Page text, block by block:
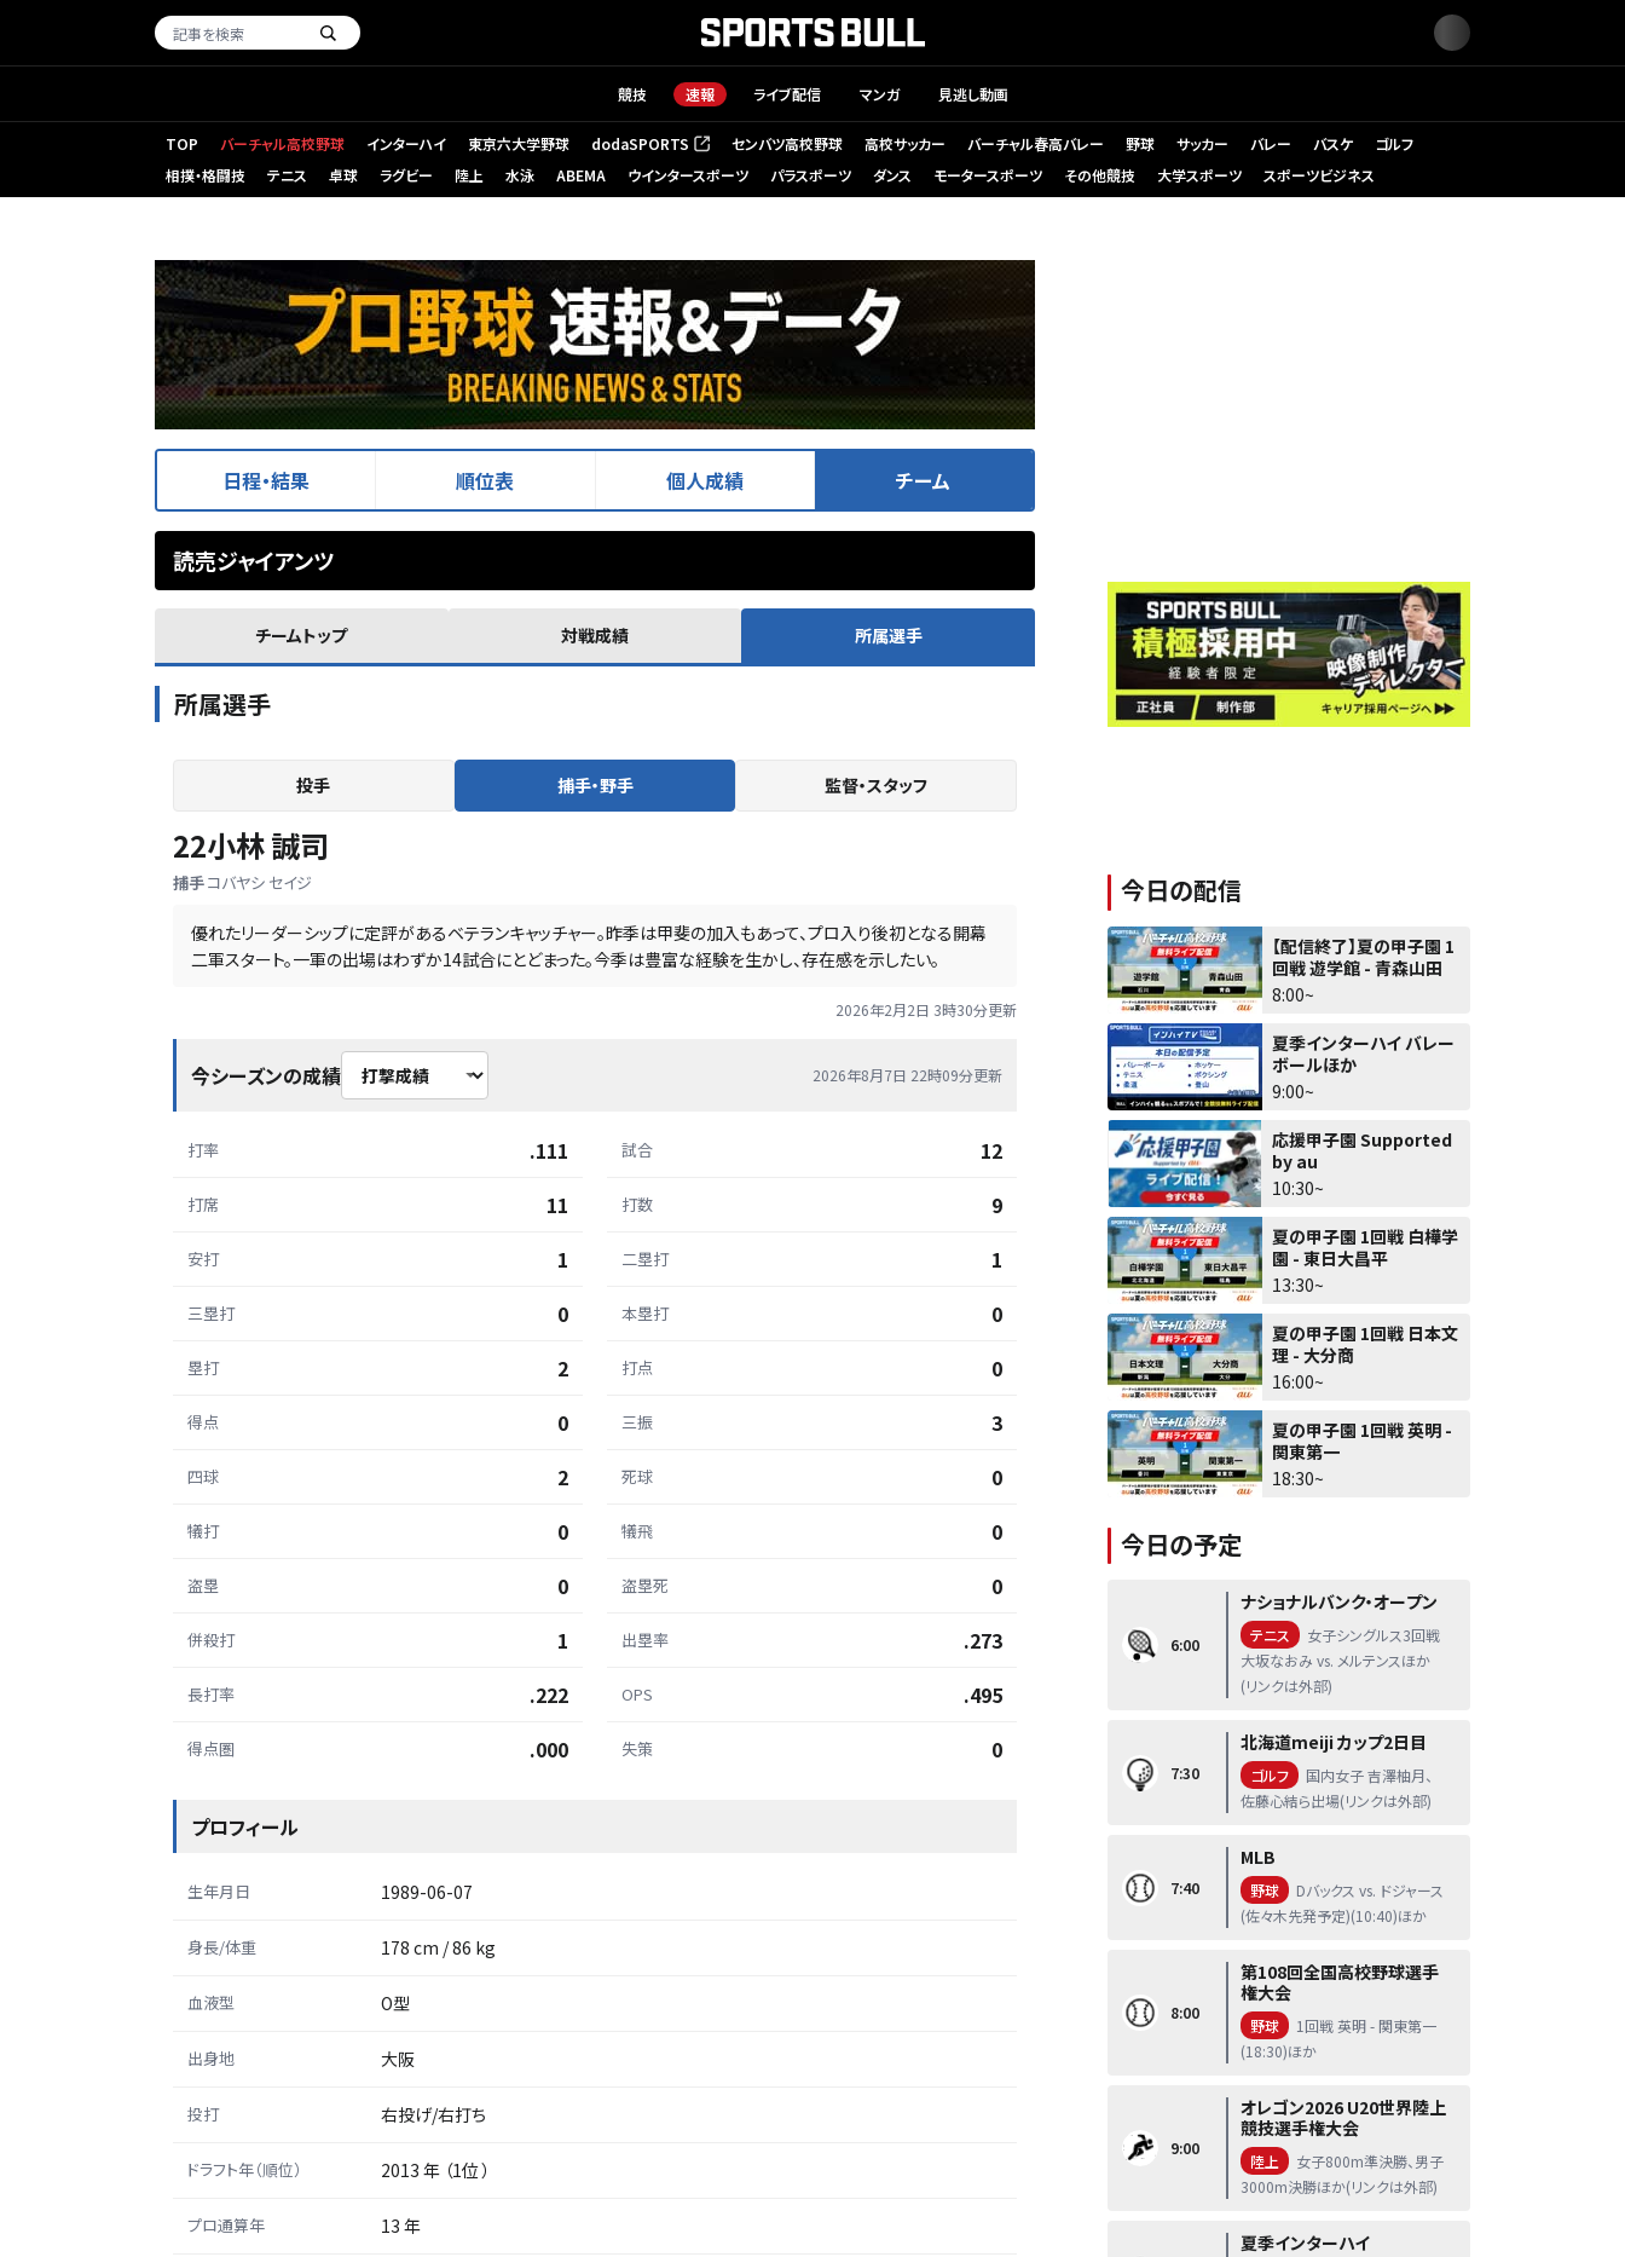
競技 速報 ライブ配信 マンガ 見逃し動画
TOP バーチャル高校野球 インターハイ 東京六大学野球 dodaSPORTS
（新しいタブで開く） センバツ高校野球 高校サッカー バーチャル春高バレー 野球 サッカー バレー バスケ
ゴルフ
相撲・格闘技
テニス 卓球 ラグビー 陸上 水泳 ABEMA ウインタースポーツ パラスポーツ ダンス モータースポーツ その他競技 大学スポーツ スポーツビジネス
日程・結果 順位表 個人成績 チーム
読売ジャイアンツ
チームトップ 対戦成績 所属選手
所属選手
投手 捕手・野手 監督・スタッフ
22
捕手
小林 誠司
コバヤシ セイジ
優れたリーダーシップに定評があるベテランキャッチャー。昨季は甲斐の加入もあって、プロ入り後初となる開幕
二軍スタート。一軍の出場はわずか14試合にとどまった。今季は豊富な経験を生かし、存在感を示したい。
2026年2月2日 3時30分更新
今シーズンの成績 2026年8月7日 22時09分更新
打率 .111
打席 11
安打 1
三塁打 0
塁打 2
得点 0
四球 2
犠打 0
盗塁 0
併殺打 1
長打率 .222
得点圏 .000
試合 12
打数 9
二塁打 1
本塁打 0
打点 0
三振 3
死球 0
犠飛 0
盗塁死 0
出塁率 .273
OPS .495
失策 0
プロフィール
生年月日 1989-06-07
身長/体重 178 cm / 86 kg
血液型 O型
出身地 大阪
投打 右投げ/右打ち
ドラフト年（順位） 2013 年 （1位 ）
プロ通算年 13 年
今日の配信
【配信終了】夏の甲子園 1
回戦 遊学館 - 青森山田
8:00~
夏季インターハイ バレー
ボールほか
9:00~
応援甲子園 Supported
by au
10:30~
夏の甲子園 1回戦 白樺学
園 - 東日大昌平
13:30~
夏の甲子園 1回戦 日本文
理 - 大分商
16:00~
夏の甲子園 1回戦 英明 -
関東第一
18:30~
今日の予定
6:00
ナショナルバンク・オープン
テニス
女子シングルス3回戦
大坂なおみ vs. メルテンスほか
(リンクは外部)
7:30
北海道meiji カップ2日目
ゴルフ
国内女子 吉澤柚月、
佐藤心結ら出場(リンクは外部)
7:40
MLB
野球
Dバックス vs. ドジャース
(佐々木先発予定)(10:40)ほか
8:00
第108回全国高校野球選手
権大会
野球
1回戦 英明 - 関東第一
(18:30)ほか
9:00
オレゴン2026 U20世界陸上
競技選手権大会
陸上
女子800m準決勝、男子
3000m決勝ほか(リンクは外部)
夏季インターハイ